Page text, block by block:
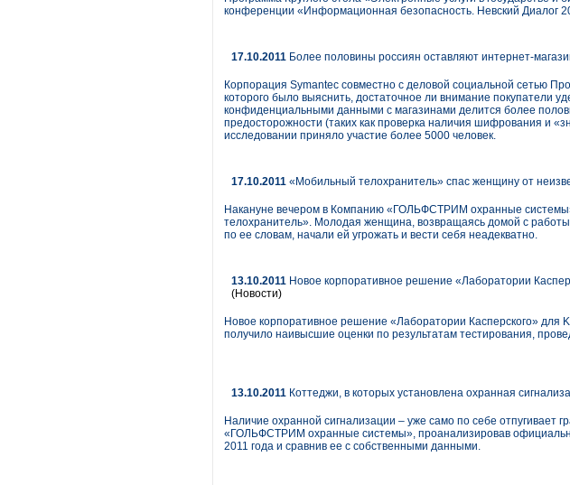
конференции «Информационная безопасность. Невский Диалог
17.10.2011 Более половины россиян оставляют интернет-
Корпорация Symantec совместно с деловой социальной сетью
которого было выяснить, достаточное ли внимание покупатели
конфиденциальными данными с магазинами делится более
предосторожности (таких как проверка наличия шифрования и
исследовании приняло участие более 5000 человек.
17.10.2011 «Мобильный телохранитель» спас женщину от
Накануне вечером в Компанию «ГОЛЬФСТРИМ охранные
телохранитель». Молодая женщина, возвращаясь домой с
по ее словам, начали ей угрожать и вести себя неадекватно.
13.10.2011 Новое корпоративное решение «Лаборатории
(Новости)
Новое корпоративное решение «Лаборатории Касперского» для
получило наивысшие оценки по результатам тестирования,
13.10.2011 Коттеджи, в которых установлена охранная
Наличие охранной сигнализации – уже само по себе отпугивает
«ГОЛЬФСТРИМ охранные системы», проанализировав
2011 года и сравнив ее с собственными данными.